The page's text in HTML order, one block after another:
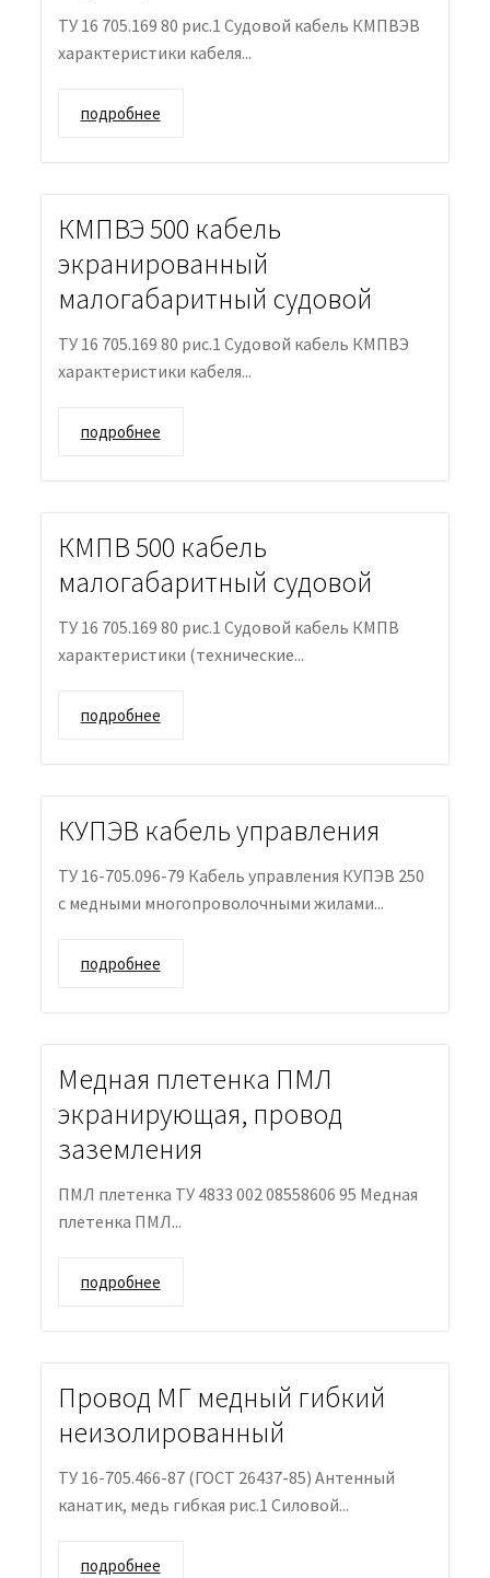
ТУ 16 705.169 80 рис.1 Судовой кабель КМПВЭВ
характеристики кабеля...
подробнее
КМПВЭ 500 кабель
экранированный
малогабаритный судовой
ТУ 16 705.169 80 рис.1 Судовой кабель КМПВЭ
характеристики кабеля...
подробнее
КМПВ 500 кабель
малогабаритный судовой
ТУ 16 705.169 80 рис.1 Судовой кабель КМПВ
характеристики (технические...
подробнее
КУПЭВ кабель управления
ТУ 16-705.096-79 Кабель управления КУПЭВ 250
с медными многопроволочными жилами...
подробнее
Медная плетенка ПМЛ
экранирующая, провод
заземления
ПМЛ плетенка ТУ 4833 002 08558606 95 Медная
плетенка ПМЛ...
подробнее
Провод МГ медный гибкий
неизолированный
ТУ 16-705.466-87 (ГОСТ 26437-85) Антенный
канатик, медь гибкая рис.1 Силовой...
подробнее